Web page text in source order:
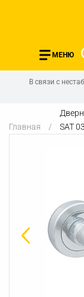
МЕНЮ
В связи с
Главная
SAT